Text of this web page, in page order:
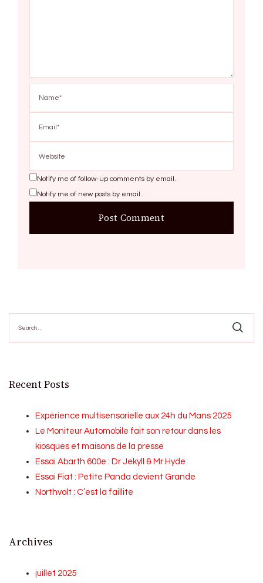
Notify me of follow-up comments by email.
Notify me of new posts by email.
for:
Recent Posts
Expérience multisensorielle aux 24h du Mans 2025
Le Moniteur Automobile fait son retour dans les
kiosques et maisons de la presse
Essai Abarth 600e : Dr Jekyll & Mr Hyde
Essai Fiat : Petite Panda devient Grande
Northvolt : C’est la faillite
Archives
juillet 2025